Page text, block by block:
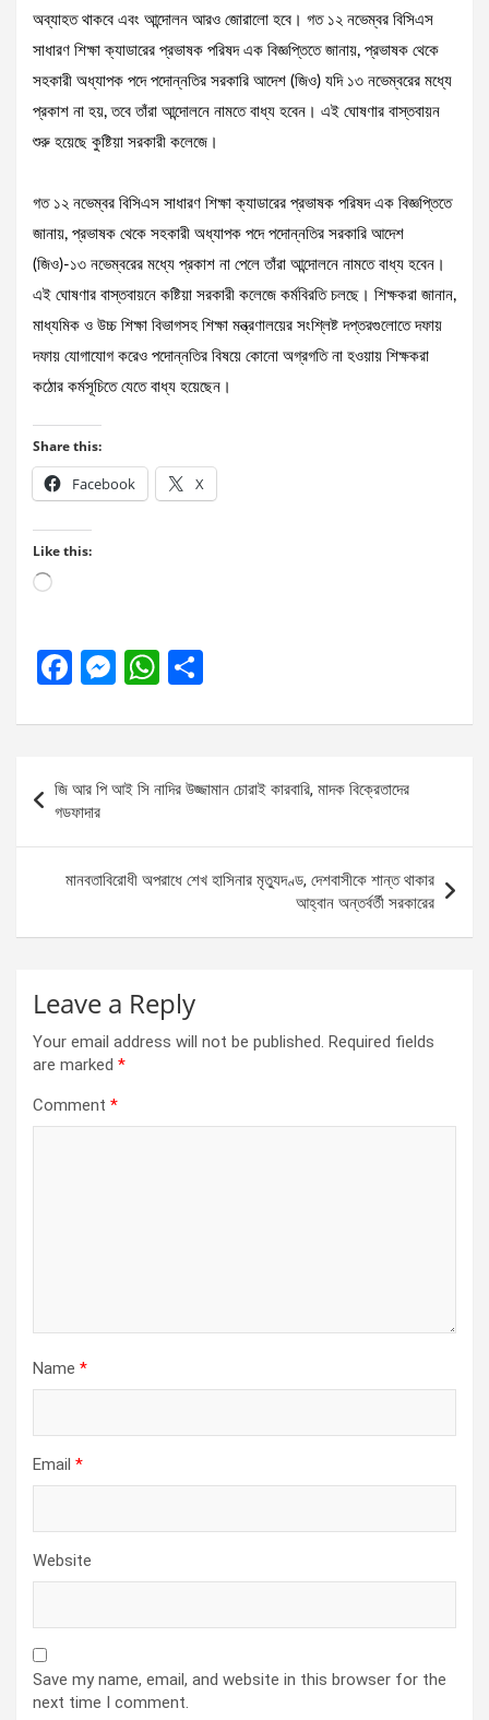
অব্যাহত থাকবে এবং আন্দোলন আরও জোরালো হবে। গত ১২ নভেম্বর বিসিএস
সাধারণ শিক্ষা ক্যাডারের প্রভাষক পরিষদ এক বিজ্ঞপ্তিতে জানায়, প্রভাষক থেকে
সহকারী অধ্যাপক পদে পদোন্নতির সরকারি আদেশ (জিও) যদি ১৩ নভেম্বরের মধ্যে
প্রকাশ না হয়, তবে তাঁরা আন্দোলনে নামতে বাধ্য হবেন। এই ঘোষণার বাস্তবায়ন
শুরু হয়েছে কুষ্টিয়া সরকারী কলেজে।
গত ১২ নভেম্বর বিসিএস সাধারণ শিক্ষা ক্যাডারের প্রভাষক পরিষদ এক বিজ্ঞপ্তিতে
জানায়, প্রভাষক থেকে সহকারী অধ্যাপক পদে পদোন্নতির সরকারি আদেশ
(জিও)-১৩ নভেম্বরের মধ্যে প্রকাশ না পেলে তাঁরা আন্দোলনে নামতে বাধ্য হবেন।
এই ঘোষণার বাস্তবায়নে কষ্টিয়া সরকারী কলেজে কর্মবিরতি চলছে। শিক্ষকরা জানান,
মাধ্যমিক ও উচ্চ শিক্ষা বিভাগসহ শিক্ষা মন্ত্রণালয়ের সংশ্লিষ্ট দপ্তরগুলোতে দফায়
দফায় যোগাযোগ করেও পদোন্নতির বিষয়ে কোনো অগ্রগতি না হওয়ায় শিক্ষকরা
কঠোর কর্মসূচিতে যেতে বাধ্য হয়েছেন।
Share this:
Facebook X
Like this:
Loading…
F
ce
o
o
k
M
se
n
g
er
W
at
s
A
p
p
ar
Post
navigation
জি আর পি আই সি নাদির উজ্জামান চোরাই কারবারি, মাদক বিক্রেতাদের
গডফাদার
মানবতাবিরোধী অপরাধে শেখ হাসিনার মৃত্যুদণ্ড, দেশবাসীকে শান্ত থাকার
আহ্বান অন্তর্বর্তী সরকারের
Leave a Reply
Your email address will not be published. Required fields
are marked *
Comment *
Name *
Email *
Website
Save my name, email, and website in this browser for the
next time I comment.